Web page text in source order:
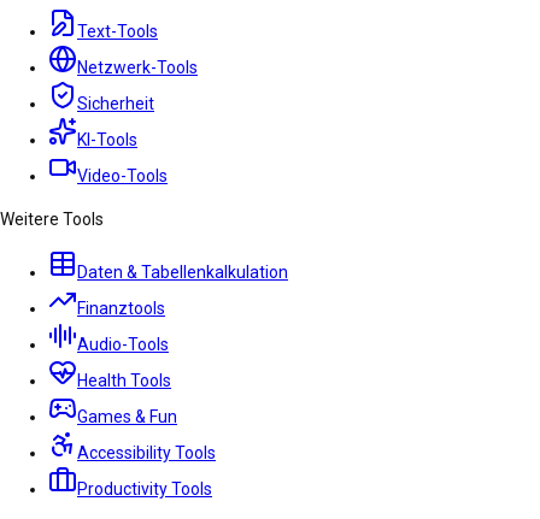
Text-Tools
Netzwerk-Tools
Sicherheit
KI-Tools
Video-Tools
Weitere Tools
Daten & Tabellenkalkulation
Finanztools
Audio-Tools
Health Tools
Games & Fun
Accessibility Tools
Productivity Tools